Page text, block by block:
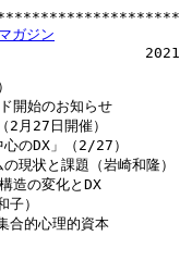
ガジン
現状と課題（岩崎和隆）
）